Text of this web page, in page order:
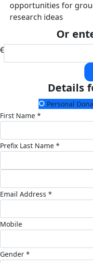
opportunities for
research ideas
Or
€
Details
Personal
First Name *
Prefix Last Name *
Email Address *
Mobile
Gender *